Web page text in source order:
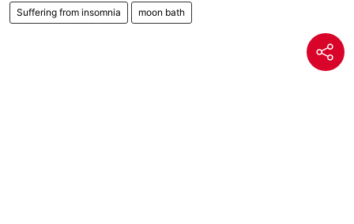
Suffering from insomnia moon bath